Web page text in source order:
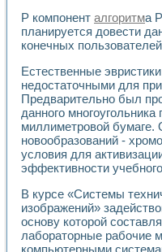
Универсальный
Лабораторные
Лабораторный
Разработка
Виртуальные
Из опыта
Исследование
Опыт
Проблемы
Развитие
Разработка
Об опыте
Технологии NI
Р компонент алгоритма
планируется довести
конечных
Естественные
недостаточными для
Предварительно был
данного
миллиметровой бумаге.
новообразований -
условия для
эффективности
В курсе «Системы
изображений»
основу которой
лабораторные рабочие